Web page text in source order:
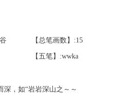
【总笔画数】:15
【五笔】:wwka
深，如“岩岩深山之～～